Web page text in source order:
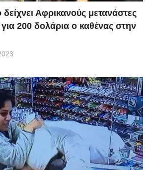
Αφρικανούς μετανάστες
200 δολάρια ο καθένας στην